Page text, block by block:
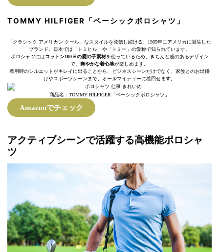
TOMMY HILFIGER「ベーシックポロシャツ」
「クラシック アメリカン クール」なスタイルを発信し続ける、1985年にアメリカに誕生した
ブランド。日本では「トミヒル」や「トミー」の愛称で知られています。
ポロシャツにはコットン100％の鹿の子素材を使っているため、きちんと感のあるデザイン
で、 爽やかな着心地が楽しめます。
着用時のシルエットがキレイに出ることから、ビジネスシーンだけでなく、家族とのお出掛
けやスポーツシーンまで、オールマイティーに着回せます。
商品名：TOMMY HILFIGER「ベーシックポロシャツ」
Amazonでチェック
アクティブシーンで活躍する高機能ポロシャ
ツ